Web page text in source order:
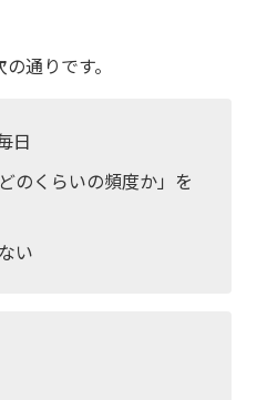
通りです。
日
のくらいの頻度か」を
い